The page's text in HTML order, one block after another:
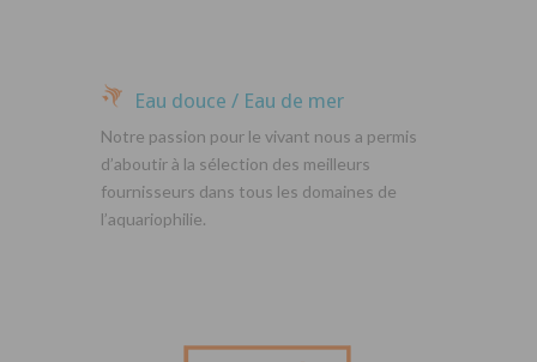
Eau douce / Eau de mer
Notre passion pour le vivant nous a permis
d’aboutir à la sélection des meilleurs
fournisseurs dans tous les domaines de
l’aquariophilie.